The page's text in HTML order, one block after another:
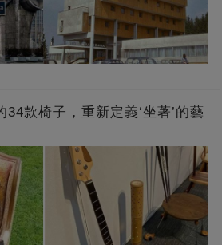
款椅子，重新定義‘坐著’的藝